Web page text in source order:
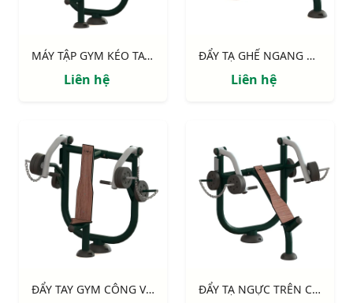
MÁY TẬP GYM KÉO TAY 711113
Liên hệ
ĐẨY TẠ GHẾ NGANG CÔNG VIÊN 711114
Liên hệ
ĐẨY TAY GYM CÔNG VIÊN 711115 ĐẨY TẠ NGỰC TRÊN CÔNG VIÊN GHẾ NGHIÊNG 711116